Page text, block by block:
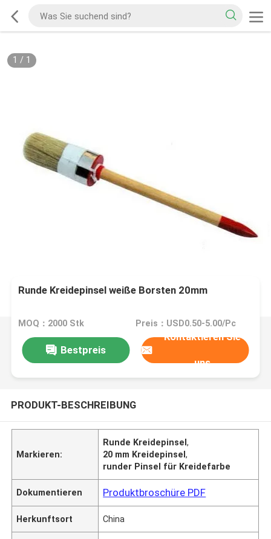
1 / 1
Runde Kreidepinsel weiße Borsten 20mm
MOQ：2000 Stk Preis：USD0.50-5.00/Pc
Bestpreis
Kontaktieren Sie
uns
PRODUKT-BESCHREIBUNG
Markieren:
Runde Kreidepinsel,
20 mm Kreidepinsel,
runder Pinsel für Kreidefarbe
Dokumentieren Produktbroschüre PDF
Herkunftsort China